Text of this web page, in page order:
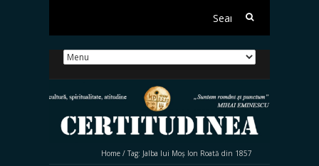
Search
Home / Tag: Jalba lui Moș Ion Roată din 1857